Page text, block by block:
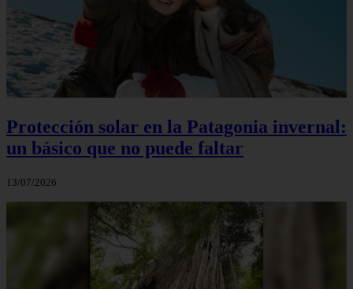
Protección solar en la Patagonia invernal:
un básico que no puede faltar
13/07/2026